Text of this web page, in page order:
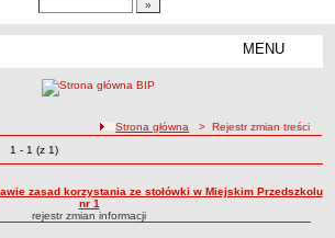
MENU
Naukowe
ścieżka nawigacji
Strona główna > Rejestr zmian treści
Zmiany o pozycjach
1 - 1 (z 1)
zasad korzystania ze stołówki w Miejskim Przedszkolu
nr 1
rejestr zmian informacji